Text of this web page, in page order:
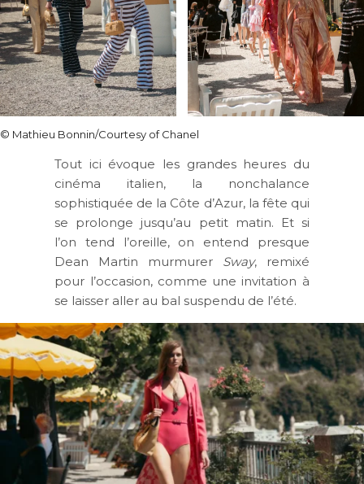
© Mathieu Bonnin/Courtesy of Chanel
Tout ici évoque les grandes heures du
cinéma italien, la nonchalance
sophistiquée de la Côte d’Azur, la fête qui
se prolonge jusqu’au petit matin. Et si
l’on tend l’oreille, on entend presque
Dean Martin murmurer Sway, remixé
pour l’occasion, comme une invitation à
se laisser aller au bal suspendu de l’été.